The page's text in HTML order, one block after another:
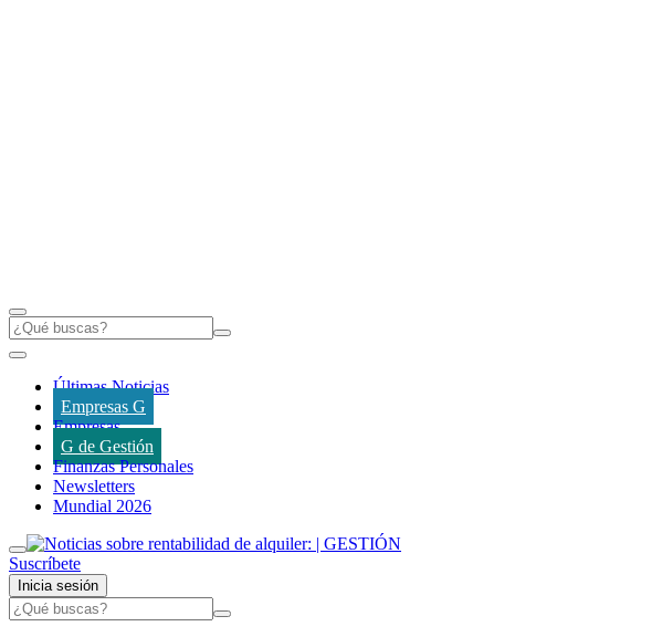
Últimas Noticias
Empresas G
Empresas
G de Gestión
Finanzas Personales
Newsletters
Mundial 2026
Suscríbete
Inicia sesión